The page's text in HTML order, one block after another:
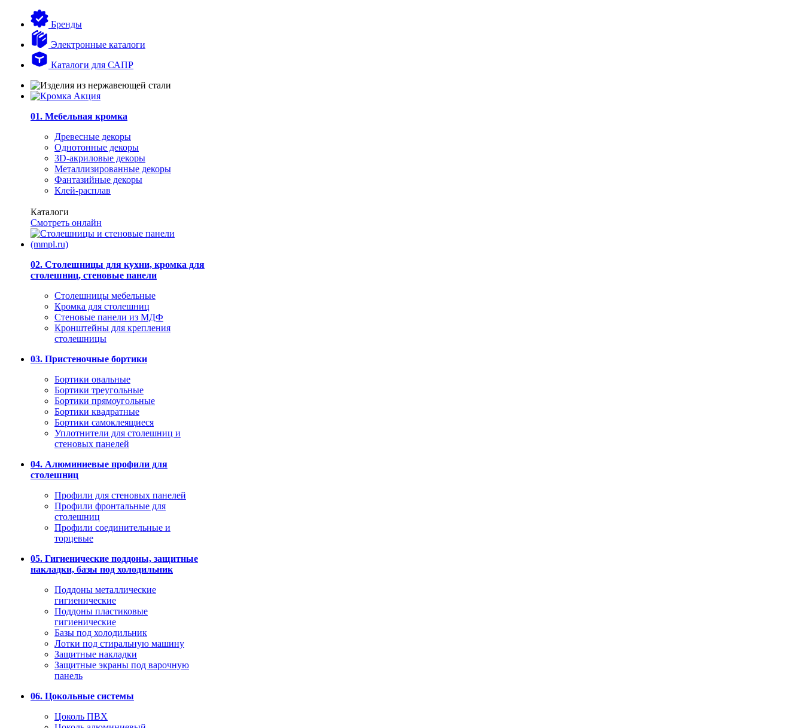
Бренды
Электронные каталоги
Каталоги для САПР
01. Мебельная кромка
Древесные декоры
Однотонные декоры
3D-акриловые декоры
Металлизированные декоры
Фантазийные декоры
Клей-расплав
Каталоги
Смотреть онлайн
02. Столешницы для кухни, кромка для
столешниц, стеновые панели
Столешницы мебельные
Кромка для столешниц
Стеновые панели из МДФ
Кронштейны для крепления
столешницы
03. Пристеночные бортики
Бортики овальные
Бортики треугольные
Бортики прямоугольные
Бортики квадратные
Бортики самоклеящиеся
Уплотнители для столешниц и
стеновых панелей
04. Алюминиевые профили для
столешниц
Профили для стеновых панелей
Профили фронтальные для
столешниц
Профили соединительные и
торцевые
05. Гигиенические поддоны, защитные
накладки, базы под холодильник
Поддоны металлические
гигиенические
Поддоны пластиковые
гигиенические
Базы под холодильник
Лотки под стиральную машину
Защитные накладки
Защитные экраны под варочную
панель
06. Цокольные системы
Цоколь ПВХ